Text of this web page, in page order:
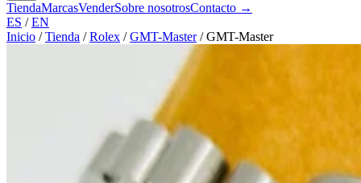
TiendaMarcasVenderSobre nosotrosContacto →
ES / EN
Inicio / Tienda / Rolex / GMT-Master / GMT-Master